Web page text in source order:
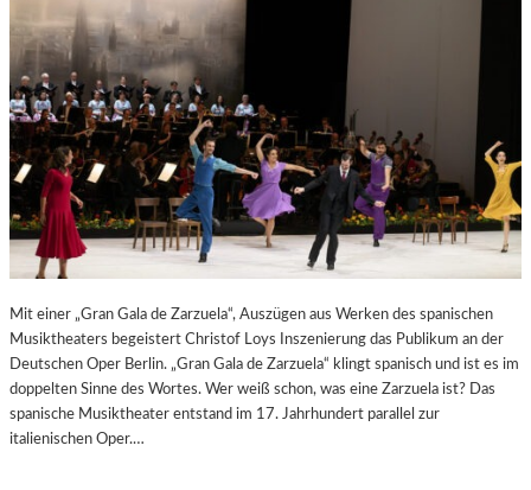
T
–
K
O
Z
E
K
Mit einer „Gran Gala de Zarzuela“, Auszügen aus Werken des spanischen
Musiktheaters begeistert Christof Loys Inszenierung das Publikum an der
Deutschen Oper Berlin. „Gran Gala de Zarzuela“ klingt spanisch und ist es im
doppelten Sinne des Wortes. Wer weiß schon, was eine Zarzuela ist? Das
spanische Musiktheater entstand im 17. Jahrhundert parallel zur
italienischen Oper.…